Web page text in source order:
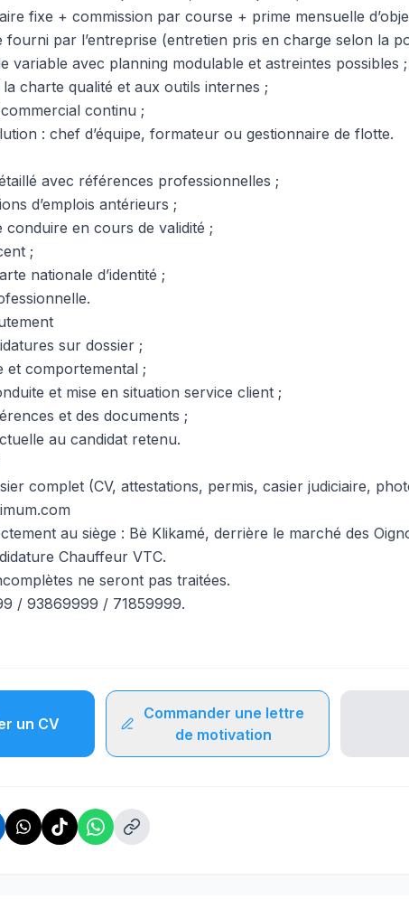
fixe + commission par course + prime mensuelle
fourni par l’entreprise (entretien pris en charge selon la
variable avec planning modulable et astreintes possibles ;
charte qualité et aux outils internes ;
continu ;
: chef d’équipe, formateur ou gestionnaire de flotte.
avec références professionnelles ;
d’emplois antérieurs ;
conduire en cours de validité ;
;
nationale d’identité ;
sur dossier ;
et comportemental ;
et mise en situation service client ;
et des documents ;
au candidat retenu.
complet (CV, attestations, permis, casier judiciaire,
au siège : Bè Klikamé, derrière le marché des
Chauffeur VTC.
ne seront pas traitées.
/ 93869999 / 71859999.
un CV
Commander une lettre
de motivation